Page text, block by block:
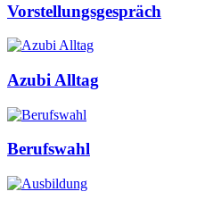
Vorstellungsgespräch
Azubi Alltag
Berufswahl